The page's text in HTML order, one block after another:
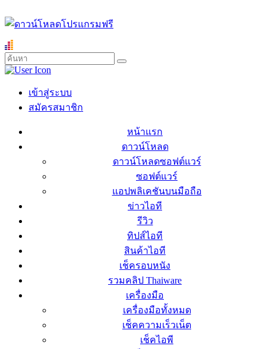
เข้าสู่ระบบ
สมัครสมาชิก
หน้าแรก
ดาวน์โหลด
ดาวน์โหลดซอฟต์แวร์
ซอฟต์แวร์
แอปพลิเคชันบนมือถือ
ข่าวไอที
รีวิว
ทิปส์ไอที
สินค้าไอที
เช็ครอบหนัง
รวมคลิป Thaiware
เครื่องมือ
เครื่องมือทั้งหมด
เช็คความเร็วเน็ต
เช็คไอพี